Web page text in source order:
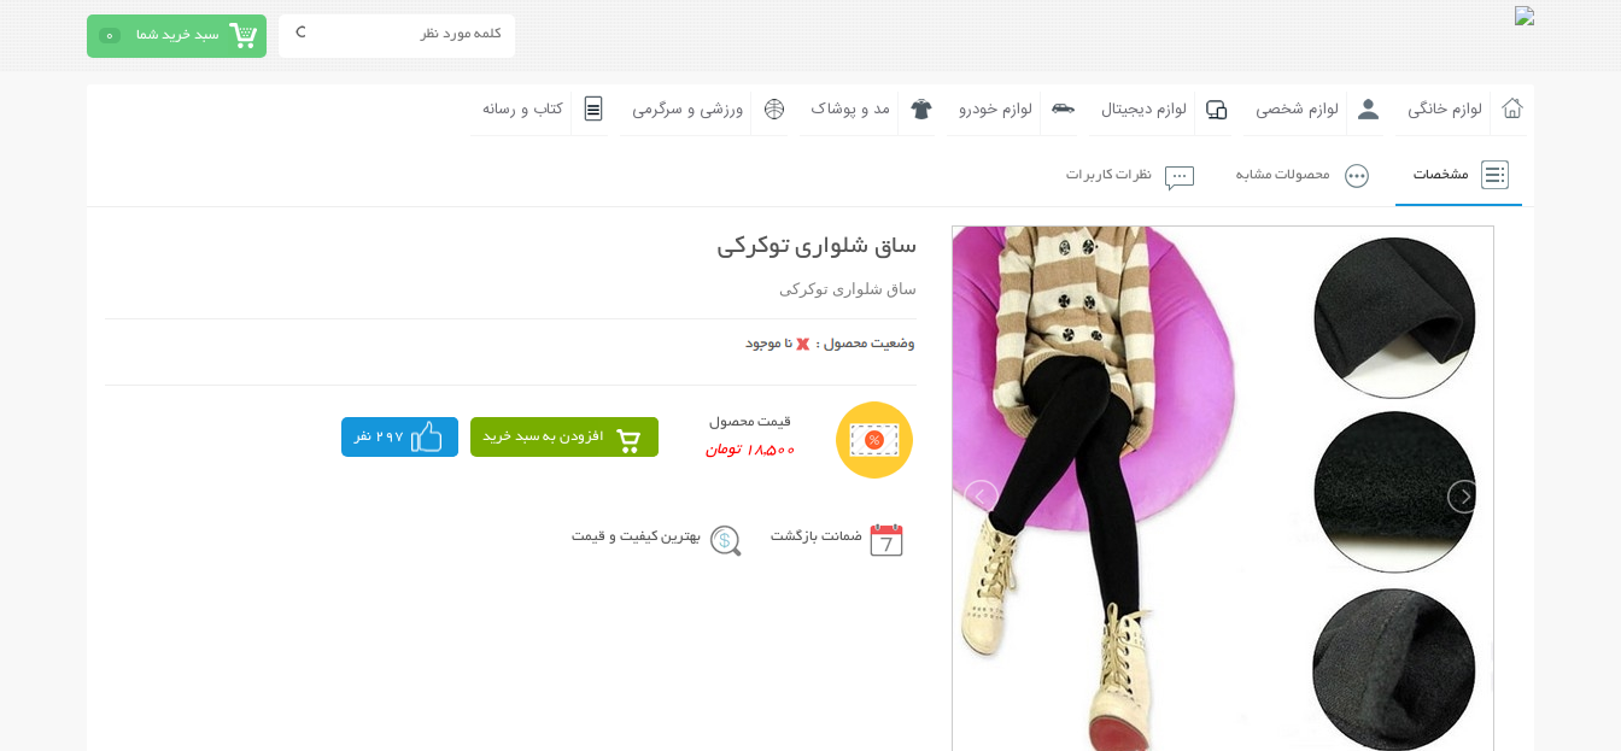
سبد خرید شما 0
لوازم خانگی لوازم شخصی لوازم دیجیتال لوازم خودرو مد و پوشاک ورزشی و سرگرمی کتاب و رسانه
مشخصات محصولات مشابه نظرات کاربرات
ساق شلواری توکرکی
ساق شلواری توکرکی
قیمت محصول
18,500 تومان
افزودن به سبد خرید 297 نفر
ضمانت بازگشت بهترین کیفیت و قیمت